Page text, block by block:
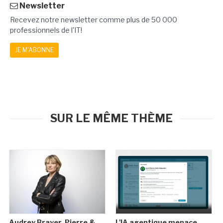
Newsletter
Recevez notre newsletter comme plus de 50 000
professionnels de l'IT!
JE M'ABONNE
SUR LE MÊME THÈME